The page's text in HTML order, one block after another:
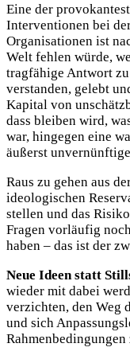
Eine der
Interventionen bei
Organisationen ist
Welt fehlen würde,
tragfähige Antwort
verstanden, gelebt
Kapital von
dass bleiben wird,
war, hingegen eine
äußerst
Raus zu gehen aus
ideologischen
stellen und das
Fragen vorläufig
haben – das ist der
Neue Ideen statt
wieder mit dabei
verzichten, den Weg
und sich